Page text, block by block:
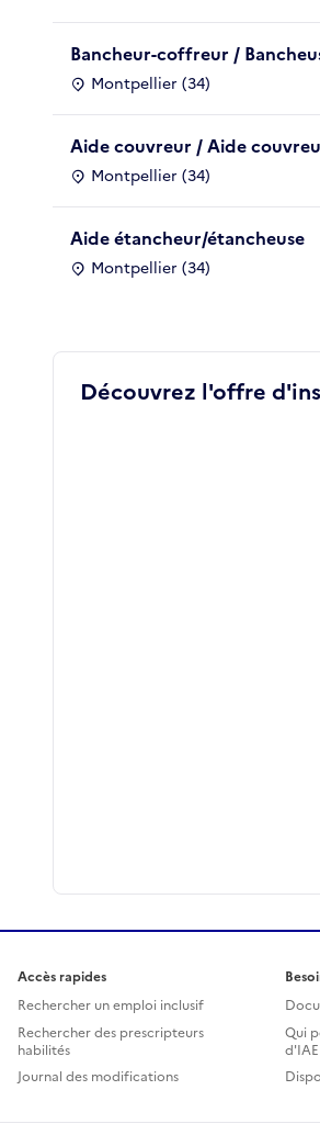
Bancheur-coffreur /
Montpellier (34)
Aide couvreur / Aide
Montpellier (34)
Aide étancheur/étancheuse
Montpellier (34)
Découvrez l'offre
Accès rapides
Rechercher un emploi inclusif
Rechercher des prescripteurs
habilités
Journal des modifications
Qui